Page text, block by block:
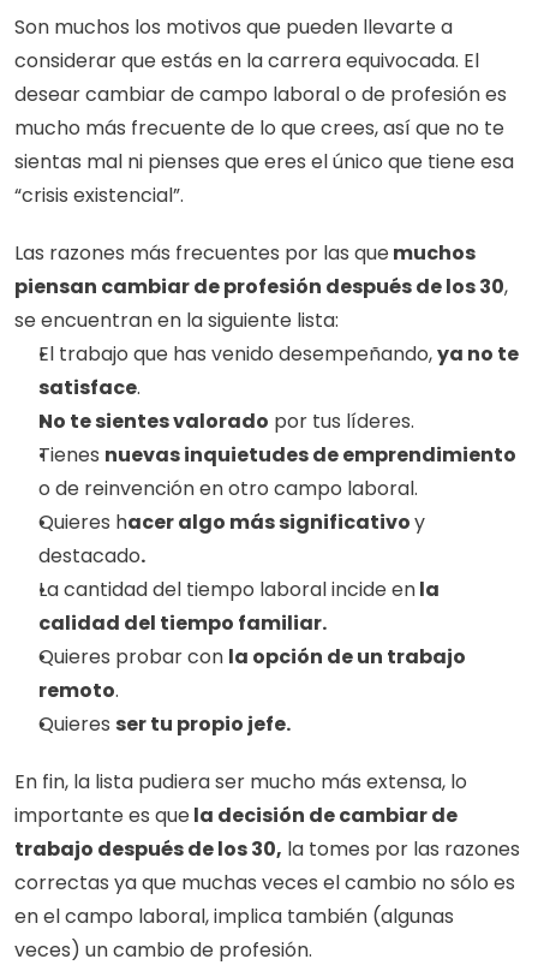
Son muchos los motivos que pueden llevarte a
considerar que estás en la carrera equivocada. El
desear cambiar de campo laboral o de profesión es
mucho más frecuente de lo que crees, así que no te
sientas mal ni pienses que eres el único que tiene esa
“crisis existencial”.
Las razones más frecuentes por las que muchos
piensan cambiar de profesión después de los 30,
se encuentran en la siguiente lista:
El trabajo que has venido desempeñando, ya no te
satisface.
No te sientes valorado por tus líderes.
Tienes
o de reinvención en otro campo laboral.
Quieres hacer algo más significativo y
destacado.
La cantidad del tiempo laboral incide en la
calidad del tiempo familiar.
Quieres probar con la opción de un trabajo
remoto.
Quieres ser tu propio jefe.
En fin, la lista pudiera ser mucho más extensa, lo
importante es que la decisión de cambiar de
trabajo después de los 30, la tomes por las razones
correctas ya que muchas veces el cambio no sólo es
en el campo laboral, implica también (algunas
veces) un cambio de profesión.